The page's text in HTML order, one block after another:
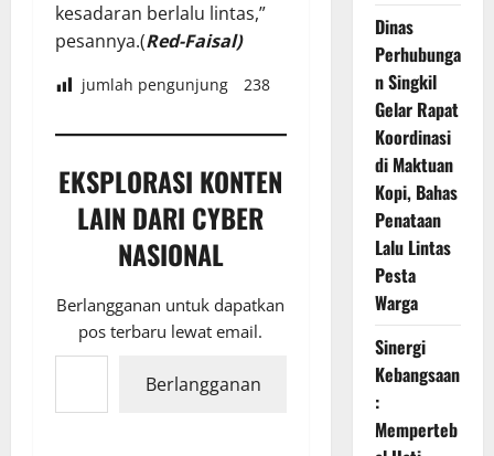
kesadaran berlalu lintas,”
pesannya.(Red-Faisal)
jumlah pengunjung 238
EKSPLORASI KONTEN
LAIN DARI CYBER
NASIONAL
Berlangganan untuk dapatkan
pos terbaru lewat email.
Ketikkan email Anda...
Berlangganan
Dinas
Perhubunga
n Singkil
Gelar Rapat
Koordinasi
di Maktuan
Kopi, Bahas
Penataan
Lalu Lintas
Pesta
Warga
Sinergi
Kebangsaan
:
Memperteb